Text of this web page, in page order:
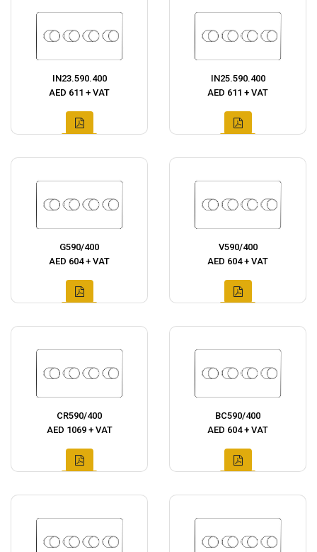
IN23.590.400
AED 611 + VAT
IN25.590.400
AED 611 + VAT
G590/400
AED 604 + VAT
V590/400
AED 604 + VAT
CR590/400
AED 1069 + VAT
BC590/400
AED 604 + VAT